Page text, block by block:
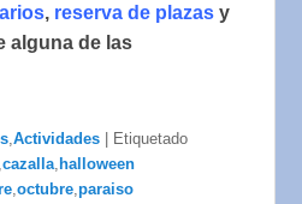
, reserva de plazas y
alguna de las
,Actividades
Etiquetado
,cazalla halloween
,octubre ,paraiso